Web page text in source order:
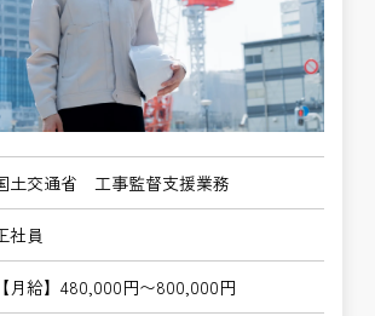
土交通省 工事監督支援業務
社員
【月給】480,000円〜800,000円